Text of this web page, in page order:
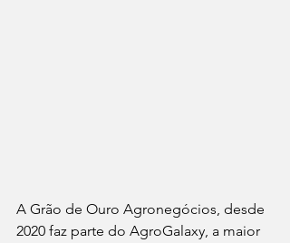
A Grão de Ouro Agronegócios, desde
2020 faz parte do AgroGalaxy, a maior